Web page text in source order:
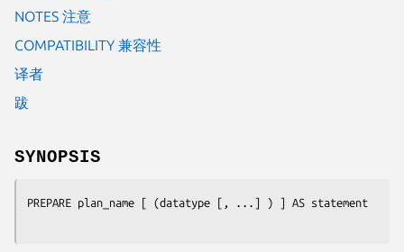
NOTES 注意
COMPATIBILITY 兼容性
译者
跋
SYNOPSIS
PREPARE plan_name [ (datatype [, ...] ) ] AS statement